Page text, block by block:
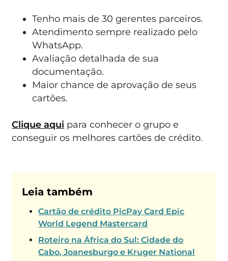
Tenho mais de 30 gerentes parceiros.
Atendimento sempre realizado pelo
WhatsApp.
Avaliação detalhada de sua
documentação.
Maior chance de aprovação de seus
cartões.
Clique aqui para conhecer o grupo e
conseguir os melhores cartões de crédito.
Leia também
Cartão de crédito PicPay Card Epic
World Legend Mastercard
Roteiro na África do Sul: Cidade do
Cabo, Joanesburgo e Kruger National